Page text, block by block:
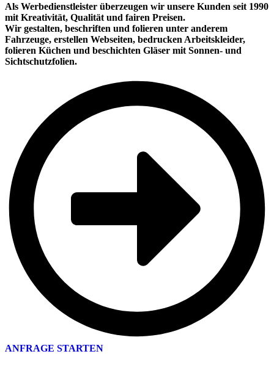
Als Werbedienstleister überzeugen wir unsere Kunden seit 1990
mit Kreativität, Qualität und fairen Preisen.
Wir gestalten, beschriften und folieren unter anderem
Fahrzeuge, erstellen Webseiten, bedrucken Arbeitskleider,
folieren Küchen und beschichten Gläser mit Sonnen- und
Sichtschutzfolien.
ANFRAGE STARTEN